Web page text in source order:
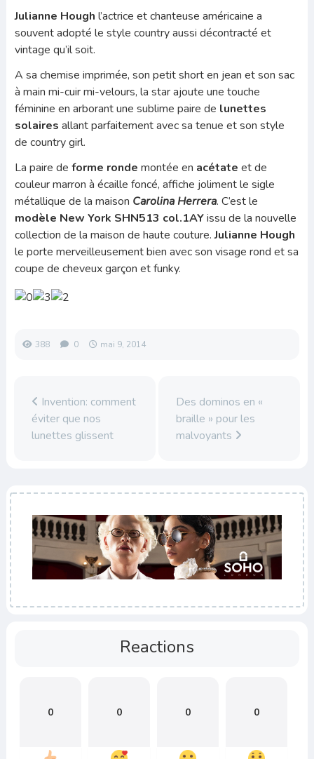
Julianne Hough l’actrice et chanteuse américaine a
souvent adopté le style country aussi décontracté et
vintage qu’il soit.
A sa chemise imprimée, son petit short en jean et son sac
à main mi-cuir mi-velours, la star ajoute une touche
féminine en arborant une sublime paire de lunettes
solaires allant parfaitement avec sa tenue et son style
de country girl.
La paire de forme ronde montée en acétate et de
couleur marron à écaille foncé, affiche joliment le sigle
métallique de la maison Carolina Herrera. C’est le
modèle New York SHN513 col.1AYissu de la nouvelle
collection de la maison de haute couture.Julianne Hough
le porte merveilleusement bien avec son visage rond et sa
coupe de cheveux garçon et funky.
388 0 mai 9, 2014
Invention: comment
éviter que nos
lunettes glissent
Des dominos en «
braille » pour les
malvoyants
Reactions
0 0 0 0